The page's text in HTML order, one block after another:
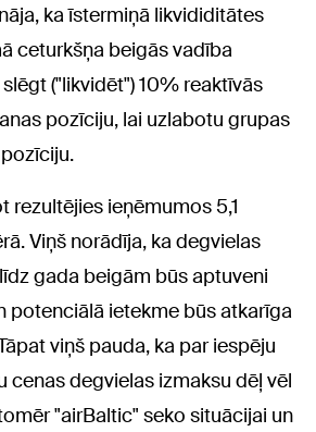
ka īstermiņā likvididitātes
ceturkšņa beigās vadība
("likvidēt") 10% reaktīvās
pozīciju, lai uzlabotu grupas
rezultējies ieņēmumos 5,1
Viņš norādīja, ka degvielas
gada beigām būs aptuveni
potenciālā ietekme būs atkarīga
viņš pauda, ka par iespēju
cenas degvielas izmaksu dēļ vēl
"airBaltic" seko situācijai un